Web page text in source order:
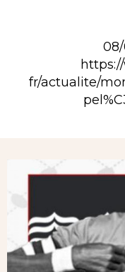
08/
fr/actualite/